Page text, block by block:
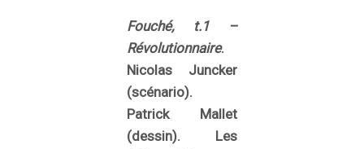
Fouché, t.1 –
Révolutionnaire.
Nicolas Juncker
(scénario).
Patrick Mallet
(dessin). Les